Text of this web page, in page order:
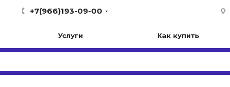
+7(966)193-09-00
Услуги Как купить